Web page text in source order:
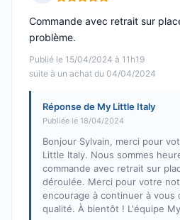
Note : 5 sur 5
Publié le 15/04/2024 à 11h19
suite à un achat du 04/04/2024
Commande avec retrait sur
problème.
Réponse de My Little Italy
Publiée le 18/04/2024
Bonjour Sylvain, merci pour
Little Italy. Nous sommes
commande avec retrait sur
déroulée. Merci pour votre
encourage à continuer à vous
qualité. À bientôt ! L'équipe